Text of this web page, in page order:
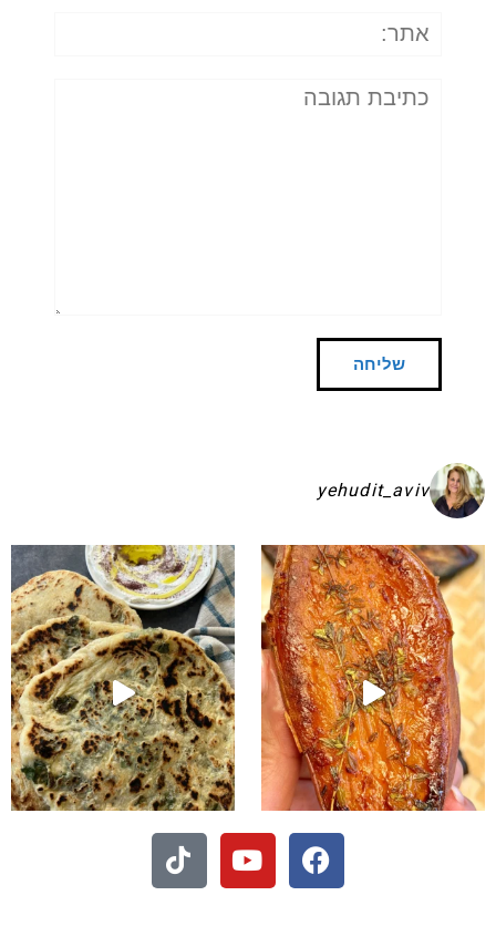
אתר:
תגובה
yehudit_aviv
בפיתות היסטריות
- חיתוכיות ריבה וקוקוס